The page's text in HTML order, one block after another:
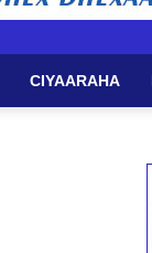
CIYAARAHA